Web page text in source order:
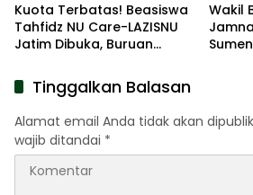
Kuota Terbatas! Beasiswa
Tahfidz NU Care-LAZISNU
Jatim Dibuka, Buruan
Wakil
Tinggalkan Balasan
Alamat email Anda tidak akan
wajib ditandai *